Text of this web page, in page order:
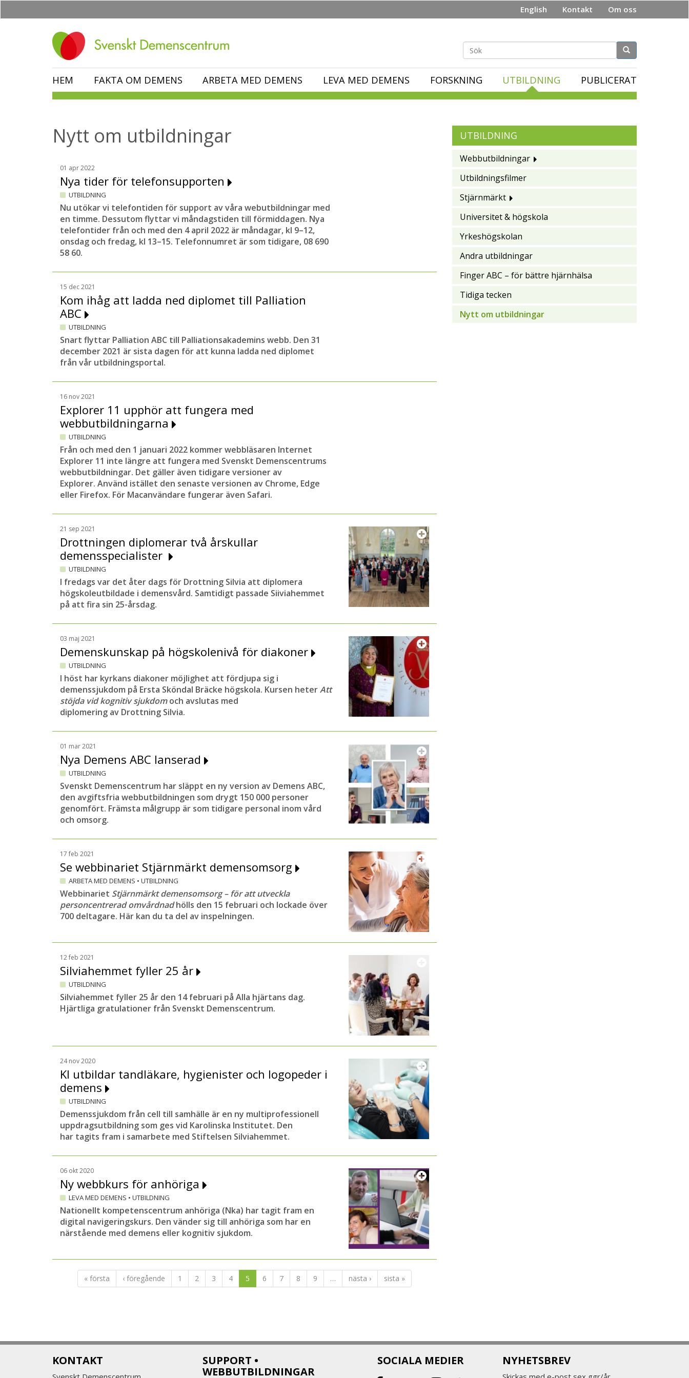
English Kontakt Om oss
Sökformulär
HEM FAKTA OM DEMENS ARBETA MED DEMENS LEVA MED DEMENS FORSKNING UTBILDNING PUBLICERAT
Nytt om utbildningar
01 apr 2022
Nya tider för telefonsupporten
UTBILDNING
Nu utökar vi telefontiden för support av våra webutbildningar med
en timme. Dessutom flyttar vi måndagstiden till förmiddagen. Nya
telefontider från och med den 4 april 2022 är måndagar, kl 9–12,
onsdag och fredag, kl 13–15. Telefonnumret är som tidigare, 08 690
58 60.
15 dec 2021
Kom ihåg att ladda ned diplomet till Palliation
ABC
UTBILDNING
Snart flyttar Palliation ABC till Palliationsakademins webb. Den 31
december 2021 är sista dagen för att kunna ladda ned diplomet
från vår utbildningsportal.
16 nov 2021
Explorer 11 upphör att fungera med
webbutbildningarna
UTBILDNING
Från och med den 1 januari 2022 kommer webbläsaren Internet
Explorer 11 inte längre att fungera med Svenskt Demenscentrums
webbutbildningar. Det gäller även tidigare versioner av
Explorer. Använd istället den senaste versionen av Chrome, Edge
eller Firefox. För Macanvändare fungerar även Safari.
21 sep 2021
Drottningen diplomerar två årskullar
demensspecialister
UTBILDNING
I fredags var det åter dags för Drottning Silvia att diplomera
högskoleutbildade i demensvård. Samtidigt passade Siiviahemmet
på att fira sin 25-årsdag.
03 maj 2021
Demenskunskap på högskolenivå för diakoner
UTBILDNING
I höst har kyrkans diakoner möjlighet att fördjupa sig i
demenssjukdom på Ersta Sköndal Bräcke högskola. Kursen heterAtt
stöjda vid kognitiv sjukdomoch avslutas med
diplomering av Drottning Silvia.
01 mar 2021
Nya Demens ABC lanserad
UTBILDNING
Svenskt Demenscentrum har släppt en ny version av Demens ABC,
den avgiftsfria webbutbildningen som drygt 150 000 personer
genomfört. Främsta målgrupp är som tidigare personal inom vård
och omsorg.
17 feb 2021
Se webbinariet Stjärnmärkt demensomsorg
ARBETA MED DEMENS • UTBILDNING
Webbinariet Stjärnmärkt demensomsorg – för att utveckla
personcentrerad omvårdnadhölls den 15 februari och lockade över
700 deltagare. Här kan du ta del av inspelningen.
12 feb 2021
Silviahemmet fyller 25 år
UTBILDNING
Silviahemmet fyller 25 år den 14 februari på Alla hjärtans dag.
Hjärtliga gratulationer från Svenskt Demenscentrum.
24 nov 2020
KI utbildar tandläkare, hygienister och logopeder i
demens
UTBILDNING
Demenssjukdom från cell till samhälle är en ny multiprofessionell
uppdragsutbildning som ges vid Karolinska Institutet. Den
har tagits fram i samarbete med Stiftelsen Silviahemmet.
06 okt 2020
Ny webbkurs för anhöriga
LEVA MED DEMENS • UTBILDNING
Nationellt kompetenscentrum anhöriga (Nka) har tagit fram en
digital navigeringskurs. Den vänder sig till anhöriga som har en
närstående med demens eller kognitiv sjukdom.
« första ‹ föregående 1 2 3 4 5 6 7 8 9 … nästa › sista »
UTBILDNING
Webbutbildningar
Utbildningsfilmer
Stjärnmärkt
Universitet & högskola
Yrkeshögskolan
Andra utbildningar
Finger ABC – för bättre hjärnhälsa
Tidiga tecken
Nytt om utbildningar
KONTAKT
SUPPORT •
WEBBUTBILDNINGAR
SOCIALA MEDIER NYHETSBREV